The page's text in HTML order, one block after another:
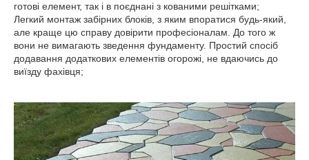
готові елемент, так і в поєднані з кованими решітками;
Легкий монтаж забірних блоків, з яким впоратися будь-який,
але краще цю справу довірити професіоналам. До того ж
вони не вимагають зведення фундаменту. Простий спосіб
додавання додаткових елементів огорожі, не вдаючись до
виїзду фахівця;